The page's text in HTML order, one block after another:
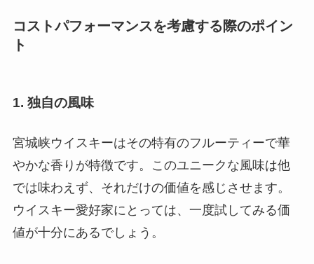
コストパフォーマンスを考慮する際のポイン
ト
1. 独自の風味
宮城峡ウイスキーはその特有のフルーティーで華
やかな香りが特徴です。このユニークな風味は他
では味わえず、それだけの価値を感じさせます。
ウイスキー愛好家にとっては、一度試してみる価
値が十分にあるでしょう。